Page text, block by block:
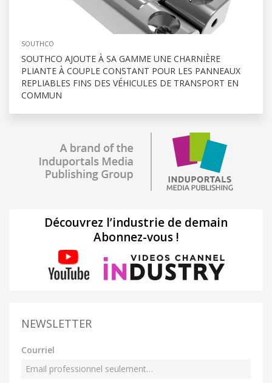
SOUTHCO
SOUTHCO AJOUTE À SA GAMME UNE CHARNIÈRE
PLIANTE À COUPLE CONSTANT POUR LES PANNEAUX
REPLIABLES FINS DES VÉHICULES DE TRANSPORT EN
COMMUN
Découvrez l’industrie de demain
Abonnez-vous !
NEWSLETTER
Courriel